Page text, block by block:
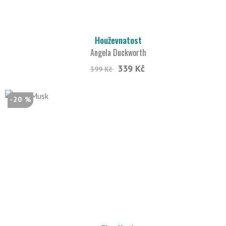
Houževnatost
Angela Duckworth
399 Kč 339 Kč
-20 %